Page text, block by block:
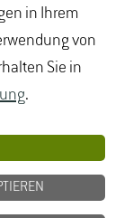
Studiengänge
|Studium
in Ihrem
von
Sie in
.